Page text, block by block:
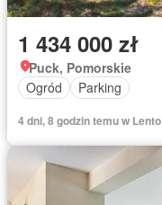
1 434 000 zł
Puck, Pomorskie
Ogród
Parking
4 dni, 8 godzin temu w Lento